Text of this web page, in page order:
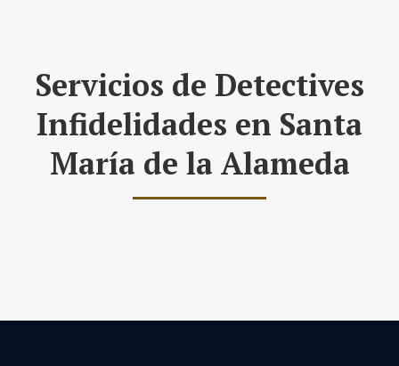
Servicios de Detectives
Infidelidades en Santa
María de la Alameda